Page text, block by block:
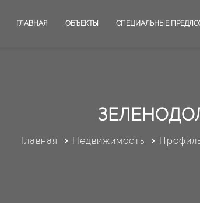
ГЛАВНАЯ ОБЪЕКТЫ СПЕЦИАЛЬНЫЕ
Главная Недвижимость